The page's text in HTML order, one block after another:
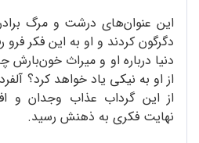
این عنوان‌های درشت و مرگ
دگرگون کردند و او به این فکر
دنیا درباره او و میراث
از او به نیکی یاد خواهد کرد؟
از این گرداب عذاب وجدان و
نهایت فکری به ذهنش رسید.